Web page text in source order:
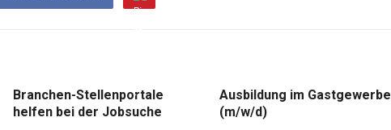
Branchen-Stellenportale
helfen bei der Jobsuche
Ausbildung im Gastgewerbe
(m/w/d)